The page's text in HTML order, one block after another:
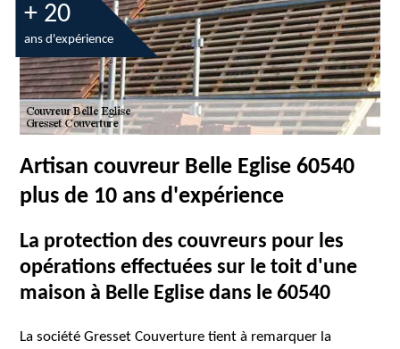
+ 20
ans d'expérience
Artisan couvreur Belle Eglise 60540
plus de 10 ans d'expérience
La protection des couvreurs pour les
opérations effectuées sur le toit d'une
maison à Belle Eglise dans le 60540
La société Gresset Couverture tient à remarquer la